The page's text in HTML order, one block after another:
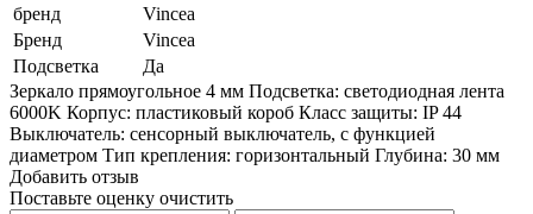
бренд
Vincea
Бренд
Vincea
Подсветка
Да
Зеркало прямоугольное 4 мм Подсветка: светодиодная лента
6000K Корпус: пластиковый короб Класс защиты: IP 44
Выключатель: сенсорный выключатель, с функцией
диаметром Тип крепления: горизонтальный Глубина: 30 мм
Добавить отзыв
Поставьте оценку очистить